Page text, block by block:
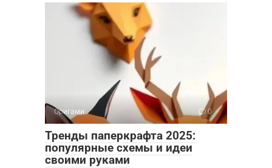
Оригами 0
Тренды паперкрафта 2025:
популярные схемы и идеи
своими руками